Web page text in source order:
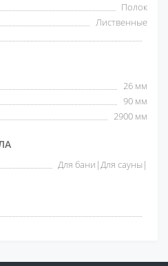
Полок
Лиственные
26 мм
90 мм
2900 мм
Для бани|Для сауны|